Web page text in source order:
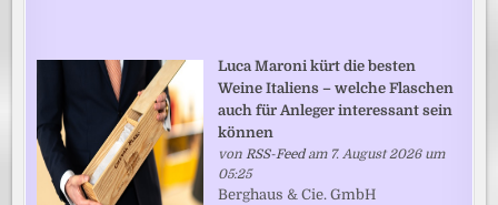
Luca Maroni kürt die besten
Weine Italiens – welche Flaschen
auch für Anleger interessant sein
können
vonRSS-Feedam 7. August 2026 um
05:25
Berghaus & Cie. GmbH